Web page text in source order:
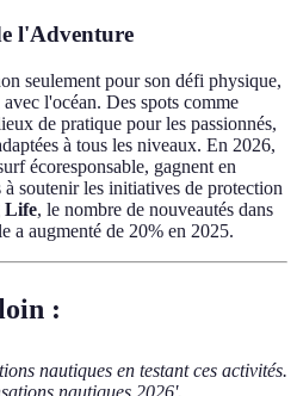
l'Adventure
seulement pour son défi physique,
l'océan. Des spots comme
de pratique pour les passionnés,
à tous les niveaux. En 2026,
écoresponsable, gagnent en
soutenir les initiatives de protection
Life, le nombre de nouveautés dans
a augmenté de 20% en 2025.
:
nautiques en testant ces activités.
nautiques 2026'.